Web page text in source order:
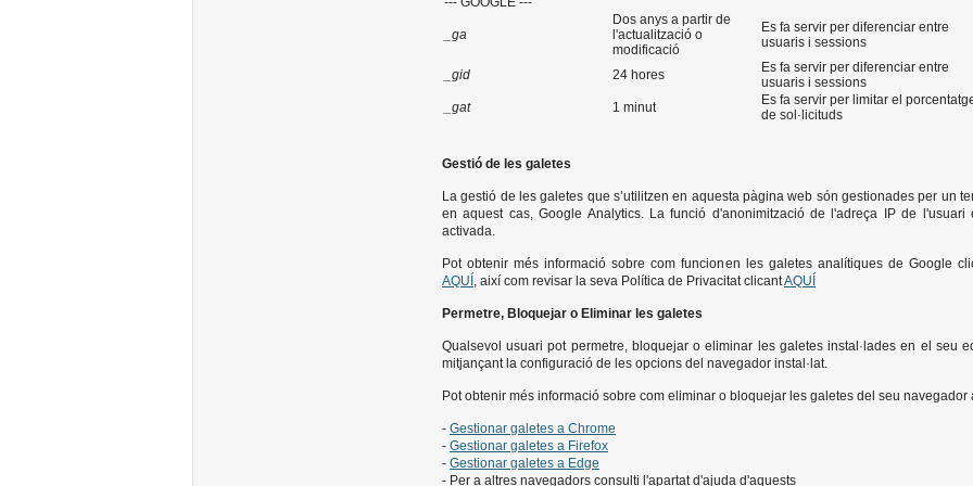
_ga
Dos anys a partir de
l'actualització o
modificació
Es fa servir per diferenciar entre
usuaris i sessions
_gid 24 hores
Es fa servir per diferenciar entre
usuaris i sessions
_gat
1 minut
Es fa servir per limitar el
de sol·licituds
Gestió de les galetes
La gestió de les galetes que s’utilitzen en aquesta pàgina web són gestionades per un
en aquest cas, Google Analytics. La funció d'anonimització de l'adreça IP de l'usuari
activada.
Pot obtenir més informació sobre com funcionen les galetes analítiques de Google
AQUÍ , així com revisar la seva Política de Privacitat clicantAQUÍ
Permetre, Bloquejar o Eliminar les galetes
Qualsevol usuari pot permetre, bloquejar o eliminar les galetes instal·lades en el seu
mitjançant la configuració de les opcions del navegador instal·lat.
Pot obtenir més informació sobre com eliminar o bloquejar les galetes del seu navegador
- Gestionar galetes a Chrome
- Gestionar galetes a Firefox
- Gestionar galetes a Edge
- Per a altres navegadors consulti l'apartat d'ajuda d'aquests